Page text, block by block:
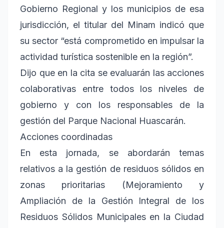
Gobierno Regional y los municipios de esa
jurisdicción, el titular del Minam indicó que
su sector “está comprometido en impulsar la
actividad turística sostenible en la región”.
Dijo que en la cita se evaluarán las acciones
colaborativas entre todos los niveles de
gobierno y con los responsables de la
gestión del Parque Nacional Huascarán.
Acciones coordinadas
En esta jornada, se abordarán temas
relativos a la gestión de residuos sólidos en
zonas prioritarias (Mejoramiento y
Ampliación de la Gestión Integral de los
Residuos Sólidos Municipales en la Ciudad